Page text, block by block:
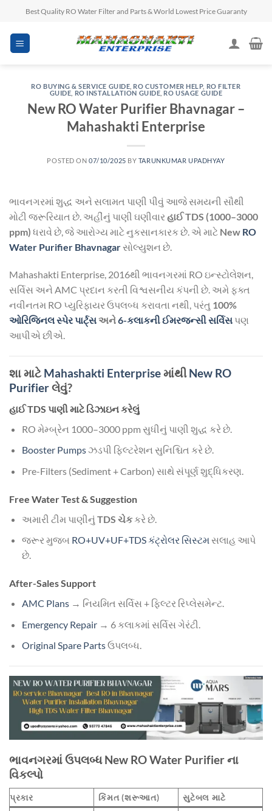
content
Best Quality RO Water Filter and Parts & World Lowest Price Guaranty
RO BUYING & SERVICE GUIDE RO CUSTOMER HELP, RO FILTER
GUIDE RO INSTALLATION GUIDE RO USAGE GUIDE
New RO Water Purifier Bhavnagar –
Mahashakti Enterprise
POSTED ON07/10/2025 BY TARUNKUMAR UPADHYAY
ભાવનગરમાં શુદ્ધ અને સલામત પાણી પીવું આજે સમયની સૌથી
મોટી જરૂરિયાત છે. અહીંનું પાણી ઘણીવાર હાઈ TDS (1000–3000
ppm) ધરાવે છે, જે આરોગ્ય માટે નુકસાનકારક છે. એ માટે New RO
Water Purifier Bhavnagarસોલ્યુશન છે.
Mahashakti Enterprise, 2016થી ભાવનગરમાં RO ઇન્સ્ટોલેશન,
સર્વિસ અને AMC પ્રદાન કરતી વિશ્વસનીય કંપની છે. અમે ફક્ત
નવીનતમ RO પ્યુરિફાયર ઉપલબ્ધ કરાવતા નથી, પરંતુ 100%
ઓરિજિનલ સ્પેર પાર્ટ્સઅને6-કલાકની ઈમરજન્સી સર્વિસ પણ
આપીએ છીએ.
શા માટે Mahashakti EnterpriseમાંથીNew RO
Purifierલેવું?
હાઈ TDS પાણી માટે ડિઝાઇન કરેલું
RO મેમ્બ્રેન 1000–3000 ppm સુધીનું પાણી શુદ્ધ કરે છે.
Booster Pumpsઝડપી ફિલ્ટરેશન સુનિશ્ચિત કરે છે.
Pre-Filters (Sediment + Carbon) સાથે સંપૂર્ણ શુદ્ધિકરણ.
Free Water Test & Suggestion
અમારી ટીમ પાણીનું TDS ચેકકરે છે.
જરૂર મુજબ RO+UV+UF+TDS કંટ્રોલર સિસ્ટમસલાહ આપે
છે.
After-Sales Support
AMC Plans→ નિયમિત સર્વિસ + ફિલ્ટર રિપ્લેસમેન્ટ.
Emergency Repair→ 6 કલાકમાં સર્વિસ ગેરંટી.
Original Spare Partsઉપલબ્ધ.
ભાવનગરમાં ઉપલબ્ધ New RO Water Purifier ના
વિકલ્પો
પ્રકાર કિંમત (શરૂઆત) સુટેબલ માટે